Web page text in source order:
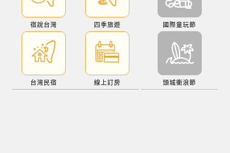
宿說台灣 四季旅遊
台灣民宿 線上訂房
國際童玩節
頭城衝浪節